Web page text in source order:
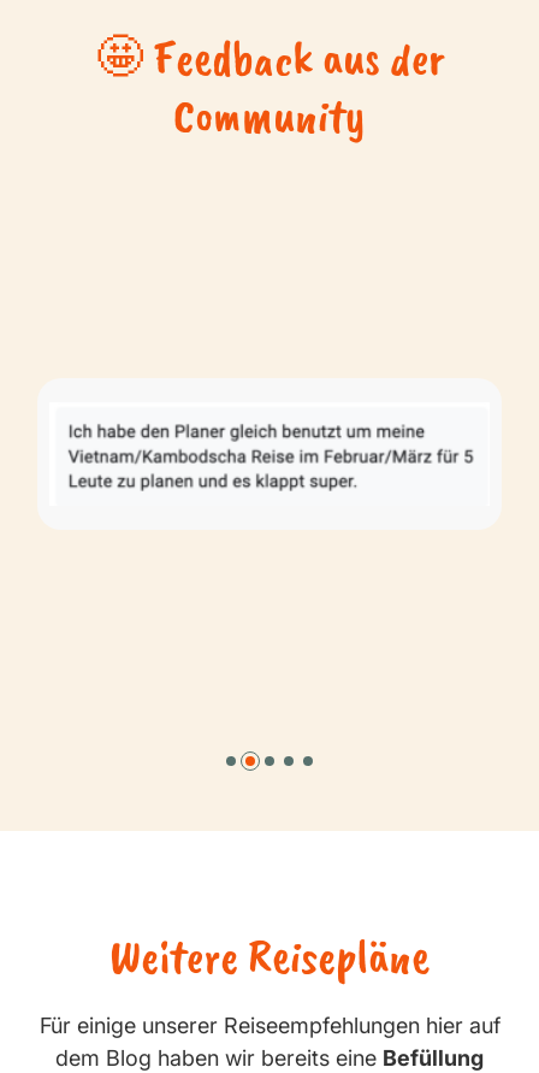
🤩 Feedback aus der
Community
Weitere Reisepläne
Für einige unserer Reiseempfehlungen hier auf
dem Blog haben wir bereits eine Befüllung